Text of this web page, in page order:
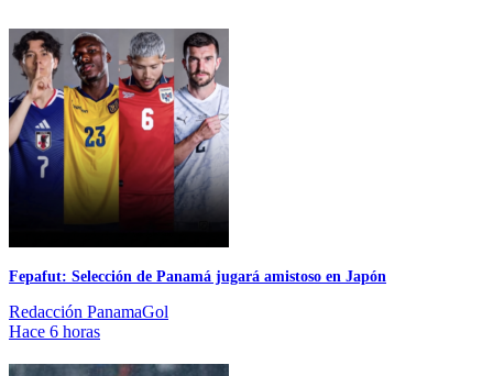
Fepafut: Selección de Panamá jugará amistoso en Japón
Redacción PanamaGol
Hace 6 horas